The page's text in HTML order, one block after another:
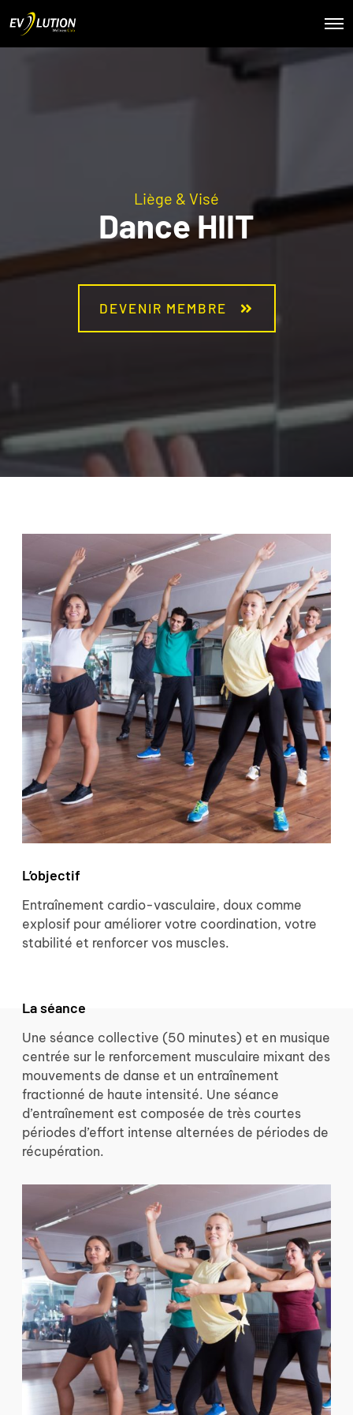
Liège & Visé
Dance HIIT
DEVENIR MEMBRE
L’objectif
Entraînement cardio-vasculaire, doux comme
explosif pour améliorer votre coordination, votre
stabilité et renforcer vos muscles.
La séance
Une séance collective (50 minutes) et en musique
centrée sur le renforcement musculaire mixant des
mouvements de danse et un entraînement
fractionné de haute intensité. Une séance
d’entraînement est composée de très courtes
périodes d’effort intense alternées de périodes de
récupération.